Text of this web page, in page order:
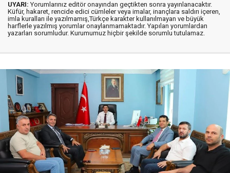
UYARI: Yorumlarınız editör onayından geçtikten sonra yayınlanacaktır.
Küfür, hakaret, rencide edici cümleler veya imalar, inançlara saldırı içeren,
imla kuralları ile yazılmamış,Türkçe karakter kullanılmayan ve büyük
harflerle yazılmış yorumlar onaylanmamaktadır. Yapılan yorumlardan
yazarları sorumludur. Kurumumuz hiçbir şekilde sorumlu tutulamaz.